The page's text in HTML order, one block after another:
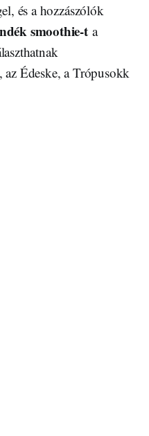
és a hozzászólók
smoothie-t a
Édeske, a Trópusokk